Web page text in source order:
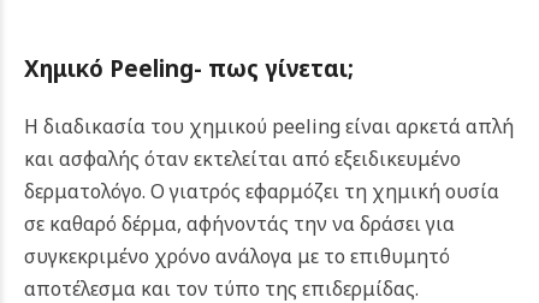
Χημικό Peeling- πως γίνεται;
Η διαδικασία του χημικού peeling είναι αρκετά απλή
και ασφαλής όταν εκτελείται από εξειδικευμένο
δερματολόγο. Ο γιατρός εφαρμόζει τη χημική ουσία
σε καθαρό δέρμα, αφήνοντάς την να δράσει για
συγκεκριμένο χρόνο ανάλογα με το επιθυμητό
αποτέλεσμα και τον τύπο της επιδερμίδας.